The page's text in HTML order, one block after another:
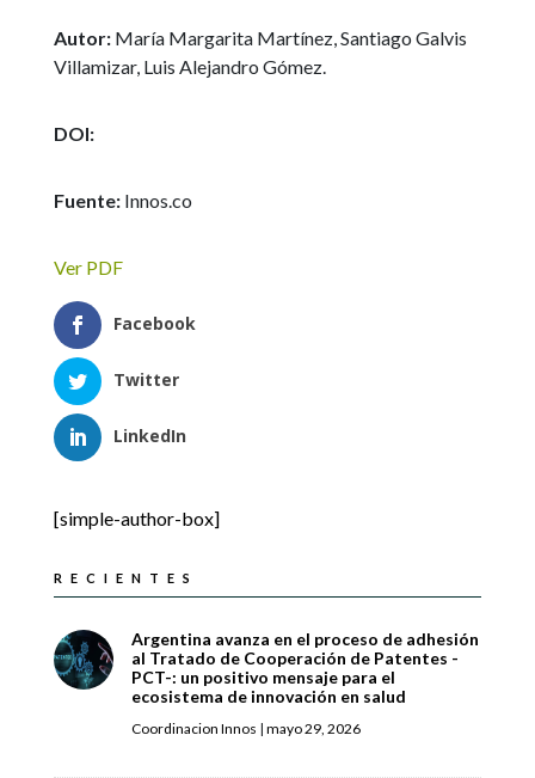
Autor:María Margarita Martínez, Santiago Galvis
Villamizar, Luis Alejandro Gómez.
DOI:
Fuente: Innos.co
Ver PDF
Facebook
Twitter
LinkedIn
[simple-author-box]
RECIENTES
Argentina avanza en el proceso de adhesión
al Tratado de Cooperación de Patentes -
PCT-: un positivo mensaje para el
ecosistema de innovación en salud
Coordinacion Innos | mayo 29, 2026